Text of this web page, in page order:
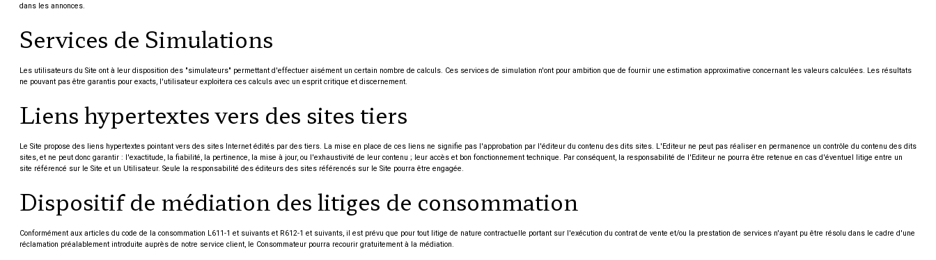
dans les annonces.
Services de Simulations
Les utilisateurs du Site ont à leur disposition des "simulateurs" permettant d'effectuer aisément un certain nombre de calculs. Ces services de simulation n'ont pour ambition que de fournir une estimation approximative concernant les valeurs calculées. Les résultats
ne pouvant pas être garantis pour exacts, l'utilisateur exploitera ces calculs avec un esprit critique et discernement.
Liens hypertextes vers des sites tiers
Le Site propose des liens hypertextes pointant vers des sites Internet édités par des tiers. La mise en place de ces liens ne signifie pas l'approbation par l'éditeur du contenu des dits sites. L'Editeur ne peut pas réaliser en permanence un contrôle du contenu des dits
sites, et ne peut donc garantir : l'exactitude, la fiabilité, la pertinence, la mise à jour, ou l'exhaustivité de leur contenu ; leur accès et bon fonctionnement technique. Par conséquent, la responsabilité de l'Editeur ne pourra être retenue en cas d'éventuel litige entre un
site référencé sur le Site et un Utilisateur. Seule la responsabilité des éditeurs des sites référencés sur le Site pourra être engagée.
Dispositif de médiation des litiges de consommation
Conformément aux articles du code de la consommation L611-1 et suivants et R612-1 et suivants, il est prévu que pour tout litige de nature contractuelle portant sur l'exécution du contrat de vente et/ou la prestation de services n'ayant pu être résolu dans le cadre d'une
réclamation préalablement introduite auprès de notre service client, le Consommateur pourra recourir gratuitement à la médiation.